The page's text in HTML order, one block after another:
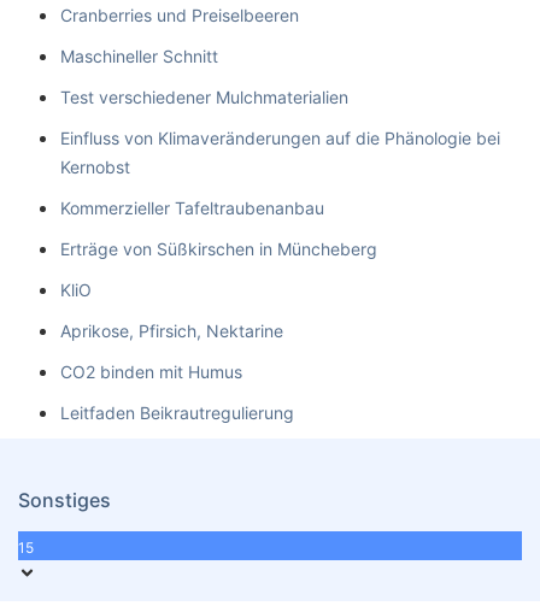
Cranberries und Preiselbeeren
Maschineller Schnitt
Test verschiedener Mulchmaterialien
Einfluss von Klimaveränderungen auf die Phänologie bei
Kernobst
Kommerzieller Tafeltraubenanbau
Erträge von Süßkirschen in Müncheberg
KliO
Aprikose, Pfirsich, Nektarine
CO2 binden mit Humus
Leitfaden Beikrautregulierung
Sonstiges
15